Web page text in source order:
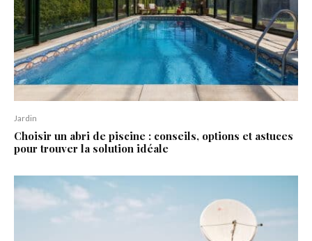
Jardin
Choisir un abri de piscine : conseils, options et astuces
pour trouver la solution idéale